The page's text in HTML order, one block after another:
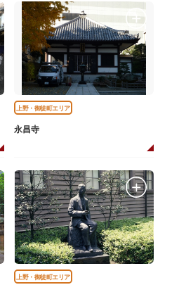
上野・御徒町エリア
永昌寺
上野・御徒町エリア